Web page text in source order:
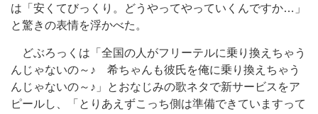
は「安くてびっくり。どうやってやっていくんですか…」
と驚きの表情を浮かべた。
どぶろっくは「全国の人がフリーテルに乗り換えちゃう
んじゃないの～♪ 希ちゃんも彼氏を俺に乗り換えちゃう
んじゃないの～♪」とおなじみの歌ネタで新サービスをア
ピールし、「とりあえずこっち側は準備できていますって